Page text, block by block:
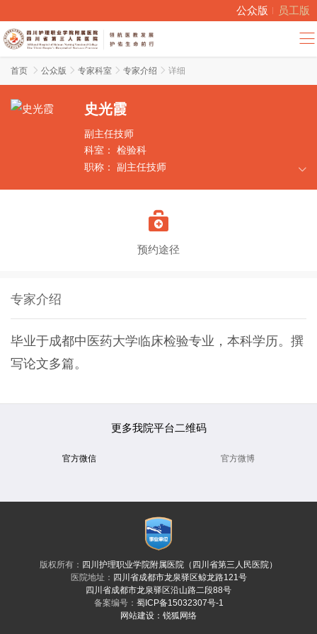
公众版 员工版
首页  公众版  专家科室  专家介绍  详细
史光霞
副主任技师
科室：
检验科
职称： 副主任技师

预约途径
专家介绍
毕业于成都中医药大学临床检验专业，本科学历。撰
写论文多篇。
更多我院平台二维码
官方微信 官方微博
版权所有： 四川护理职业学院附属医院（四川省第三人民医院）
医院地址： 四川省成都市龙泉驿区鲸龙路121号
四川省成都市龙泉驿区沿山路二段88号
备案编号： 蜀ICP备15032307号-1
网站建设 ： 锐狐网络